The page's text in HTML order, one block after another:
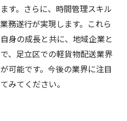
す。さらに、時間管理スキル
務遂行が実現します。これら
身の成長と共に、地域企業と
、足立区での軽貨物配送業界
可能です。今後の業界に注目
みてください。